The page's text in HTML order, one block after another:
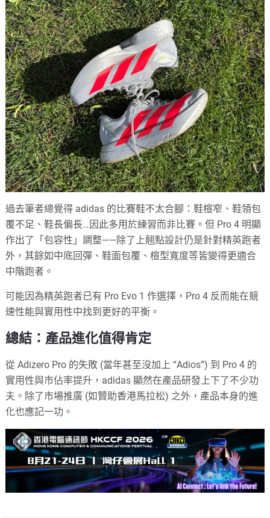
過去筆者總覺得 adidas 的比賽鞋不太合腳：鞋楦窄、鞋領包
覆不足、鞋長偏長…因此多用於練習而非比賽。但 Pro 4 明顯
作出了「包容性」調整——除了上翹點設計仍是針對精英跑者
外，其餘如中底回彈、鞋面包覆、楦型寬度等皆變得更適合
中階跑者。
可能因為精英跑者已有 Pro Evo 1 作選擇，Pro 4 反而能在競
速性能與實用性中找到更好的平衡。
總結：產品進化值得肯定
從 Adizero Pro 的失敗 (當年甚至沒加上 “Adios”) 到 Pro 4 的
實用性與市佔率提升，adidas 顯然在產品研發上下了不少功
夫。除了市場推廣 (如贊助香港馬拉松) 之外，產品本身的進
化也應記一功。